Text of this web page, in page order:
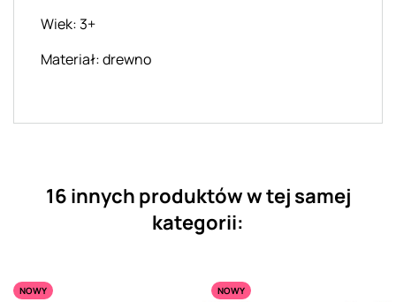
Wiek: 3+
Materiał: drewno
16 innych produktów w tej samej
kategorii:
NOWY
NOWY